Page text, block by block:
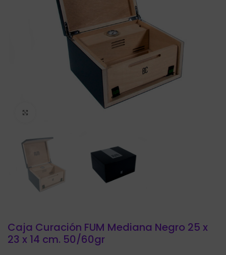
Caja Curación FUM Mediana Negro 25 x
23 x 14 cm. 50/60gr